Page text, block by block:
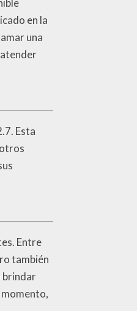
en la
una
Esta
Entre
también
brindar